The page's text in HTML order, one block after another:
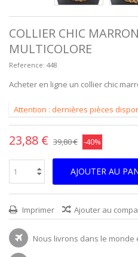
COLLIER CHIC MARRON
MULTICOLORE
Reference: 448
Acheter en ligne un collier chic
Attention : dernières pièces
23,88 € 39,80 € -40%
AJOUTER AU
Imprimer Ajouter au
Nous livrons dans le monde